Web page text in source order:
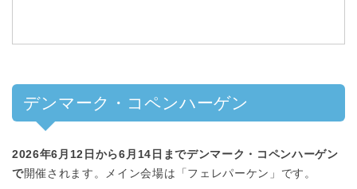
デンマーク・コペンハーゲン
2026年6月12日から6月14日までデンマーク・コペンハーゲン
で開催されます。メイン会場は「フェレパーケン」です。